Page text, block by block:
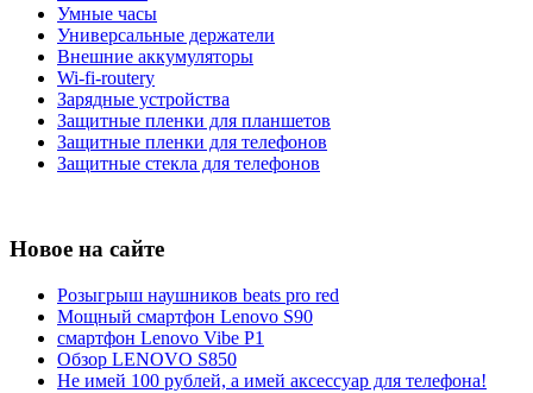
Умные часы
Универсальные держатели
Внешние аккумуляторы
Wi-fi-routery
Зарядные устройства
Защитные пленки для планшетов
Защитные пленки для телефонов
Защитные стекла для телефонов
Новое на сайте
Розыгрыш наушников beats pro red
Мощный смартфон Lenovo S90
смартфон Lenovo Vibe P1
Обзор LENOVO S850
Не имей 100 рублей, а имей аксессуар для телефона!